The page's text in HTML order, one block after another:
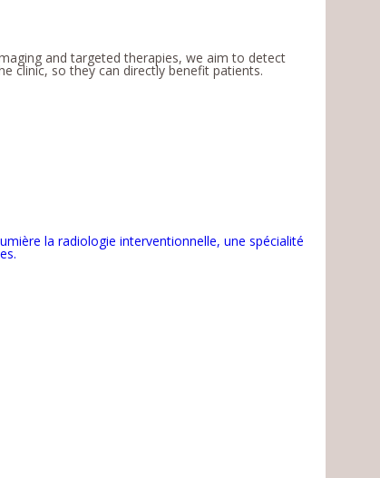
and targeted therapies, we aim to detect
clinic, so they can directly benefit patients.
la radiologie interventionnelle, une spécialité